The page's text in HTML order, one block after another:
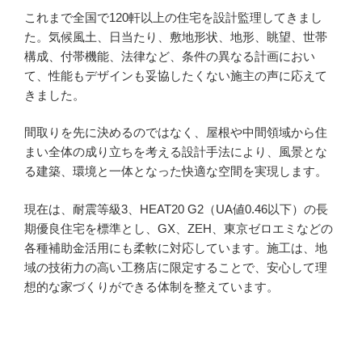
これまで全国で120軒以上の住宅を設計監理してきまし
た。気候風土、日当たり、敷地形状、地形、眺望、世帯
構成、付帯機能、法律など、条件の異なる計画におい
て、性能もデザインも妥協したくない施主の声に応えて
きました。
間取りを先に決めるのではなく、屋根や中間領域から住
まい全体の成り立ちを考える設計手法により、風景とな
る建築、環境と一体となった快適な空間を実現します。
現在は、耐震等級3、HEAT20 G2（UA値0.46以下）の長
期優良住宅を標準とし、GX、ZEH、東京ゼロエミなどの
各種補助金活用にも柔軟に対応しています。施工は、地
域の技術力の高い工務店に限定することで、安心して理
想的な家づくりができる体制を整えています。